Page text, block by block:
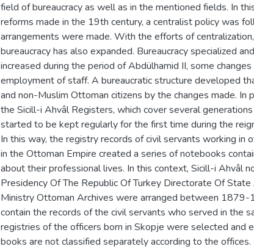
field of bureaucracy as well as in the mentioned fields. In
reforms made in the 19th century, a centralist policy was
arrangements were made. With the efforts of
bureaucracy has also expanded. Bureaucracy specialized
increased during the period of Abdülhamid II, some
employment of staff. A bureaucratic structure developed
and non-Muslim Ottoman citizens by the changes made. In
the Sicill-i Ahvâl Registers, which cover several
started to be kept regularly for the first time during the
In this way, the registry records of civil servants working in
in the Ottoman Empire created a series of notebooks
about their professional lives. In this context, Sicill-i Ahvâl
Presidency Of The Republic Of Turkey Directorate Of
Ministry Ottoman Archives were arranged between
contain the records of the civil servants who served in the
registries of the officers born in Skopje were selected and
books are not classified separately according to the offices.